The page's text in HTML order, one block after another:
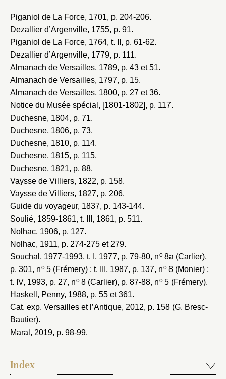
Piganiol de La Force, 1701, p. 204-206.
Dezallier d’Argenville, 1755, p. 91.
Piganiol de La Force, 1764, t. II, p. 61-62.
Dezallier d’Argenville, 1779, p. 111.
Almanach de Versailles, 1789, p. 43 et 51.
Almanach de Versailles, 1797, p. 15.
Almanach de Versailles, 1800, p. 27 et 36.
Notice du Musée spécial, [1801-1802], p. 117.
Duchesne, 1804, p. 71.
Duchesne, 1806, p. 73.
Duchesne, 1810, p. 114.
Duchesne, 1815, p. 115.
Duchesne, 1821, p. 88.
Vaysse de Villiers, 1822, p. 158.
Vaysse de Villiers, 1827, p. 206.
Guide du voyageur, 1837, p. 143-144.
Soulié, 1859-1861, t. III, 1861, p. 511.
Nolhac, 1906, p. 127.
Nolhac, 1911, p. 274-275 et 279.
Souchal, 1977-1993, t. I, 1977, p. 79-80, no8a (Carlier),
p. 301, no5 (Frémery) ; t. III, 1987, p. 137, no8 (Monier) ;
t. IV, 1993, p. 27, no8 (Carlier), p. 87-88, no5 (Frémery).
Haskell, Penny, 1988, p. 55 et 361.
Cat. exp. Versailles et l’Antique, 2012, p. 158 (G. Bresc-
Bautier).
Maral, 2019, p. 98-99.
Index